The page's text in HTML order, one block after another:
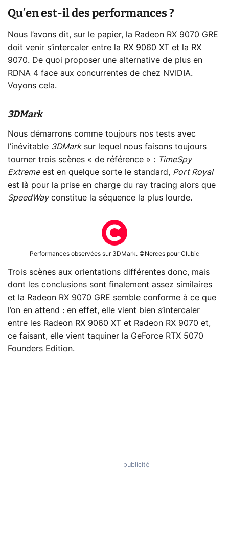
Qu’en est-il des performances ?
Nous l’avons dit, sur le papier, la Radeon RX 9070 GRE
doit venir s’intercaler entre la RX 9060 XT et la RX
9070. De quoi proposer une alternative de plus en
RDNA 4 face aux concurrentes de chez NVIDIA.
Voyons cela.
3DMark
Nous démarrons comme toujours nos tests avec
l’inévitable 3DMarksur lequel nous faisons toujours
tourner trois scènes « de référence » : TimeSpy
Extremeest en quelque sorte le standard, Port Royal
est là pour la prise en charge du ray tracing alors que
SpeedWayconstitue la séquence la plus lourde.
Performances observées sur 3DMark. ©Nerces pour Clubic
Trois scènes aux orientations différentes donc, mais
dont les conclusions sont finalement assez similaires
et la Radeon RX 9070 GRE semble conforme à ce que
l’on en attend : en effet, elle vient bien s’intercaler
entre les Radeon RX 9060 XT et Radeon RX 9070 et,
ce faisant, elle vient taquiner la GeForce RTX 5070
Founders Edition.